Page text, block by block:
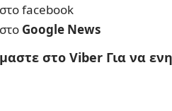
facebook
Google News
στο Viber Για να